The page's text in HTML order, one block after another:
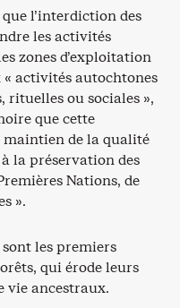
l’interdiction des
les activités
zones d’exploitation
« activités autochtones
rituelles ou sociales »,
que cette
maintien de la qualité
la préservation des
Nations, de
».
les premiers
qui érode leurs
vie ancestraux.